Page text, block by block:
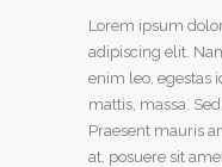
Lorem ipsum
adipiscing elit.
enim leo, egestas
mattis, massa.
Praesent mauris
at, posuere sit